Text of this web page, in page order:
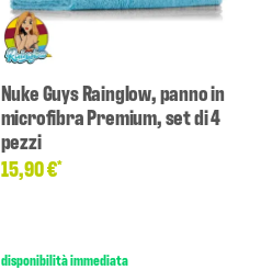
Nuke Guys Rainglow, panno in
microfibra Premium, set di 4
pezzi
15,90 €*
disponibilità immediata